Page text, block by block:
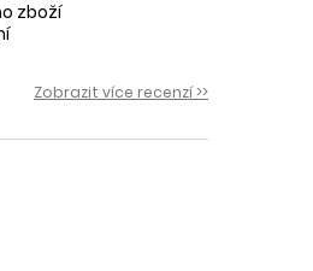
zboží
Zobrazit více recenzí >>